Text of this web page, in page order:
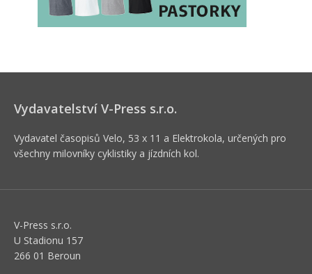
Vydavatelství V-Press s.r.o.
Vydavatel časopisů Velo, 53 x 11 a Elektrokola, určených pro
všechny milovníky cyklistiky a jízdních kol.
V-Press s.r.o.
U Stadionu 157
266 01 Beroun